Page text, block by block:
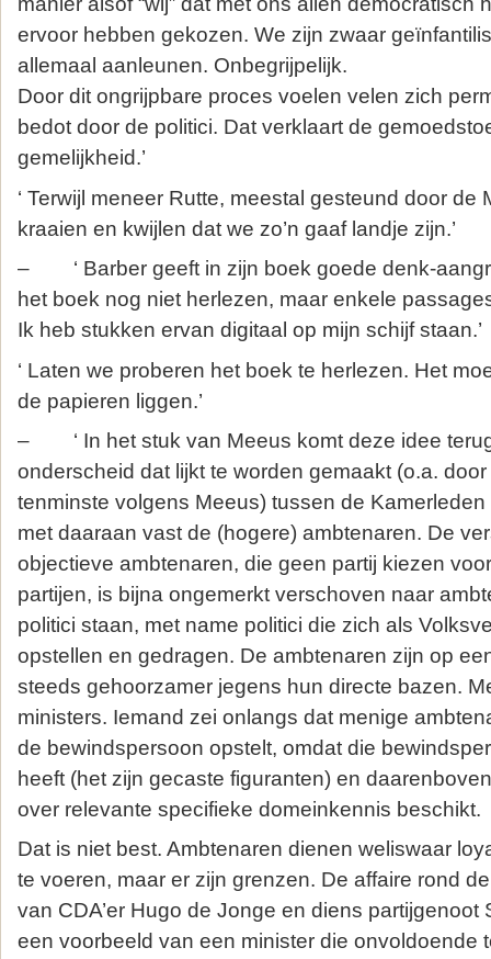
ervoor hebben gekozen. We zijn zwaar
allemaal aanleunen. Onbegrijpelijk.
Door dit ongrijpbare proces voelen velen zich
bedot door de politici. Dat verklaart de
gemelijkheid.’
‘ Terwijl meneer Rutte, meestal gesteund door de
kraaien en kwijlen dat we zo’n gaaf landje zijn.’
– ‘ Barber geeft in zijn boek goede denk-
het boek nog niet herlezen, maar enkele
Ik heb stukken ervan digitaal op mijn schijf staan.’
‘ Laten we proberen het boek te herlezen. Het
de papieren liggen.’
– ‘ In het stuk van Meeus komt deze idee
onderscheid dat lijkt te worden gemaakt (o.a.
tenminste volgens Meeus) tussen de
met daaraan vast de (hogere) ambtenaren. De
objectieve ambtenaren, die geen partij kiezen
partijen, is bijna ongemerkt verschoven naar
politici staan, met name politici die zich als
opstellen en gedragen. De ambtenaren zijn op
steeds gehoorzamer jegens hun directe bazen.
ministers. Iemand zei onlangs dat menige
de bewindspersoon opstelt, omdat die
heeft (het zijn gecaste figuranten) en
over relevante specifieke domeinkennis beschikt.
Dat is niet best. Ambtenaren dienen weliswaar
te voeren, maar er zijn grenzen. De affaire rond
van CDA’er Hugo de Jonge en diens partijgenoot
een voorbeeld van een minister die onvoldoende